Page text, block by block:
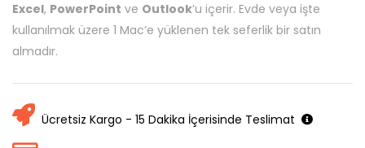
Excel, PowerPoint ve Outlook’u içerir. Evde veya işte
kullanılmak üzere 1 Mac’e yüklenen tek seferlik bir satın
almadır.
Ücretsiz Kargo - 15 Dakika İçerisinde Teslimat